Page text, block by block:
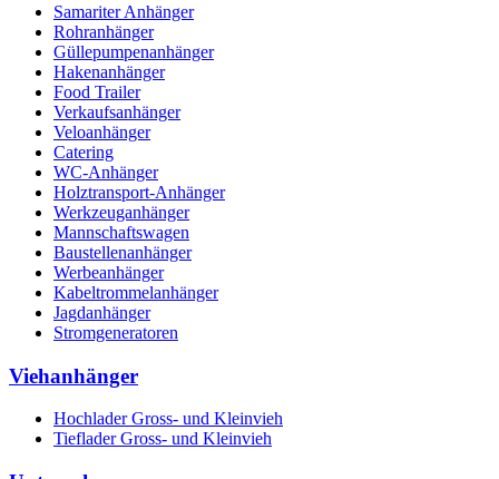
Samariter Anhänger
Rohranhänger
Güllepumpenanhänger
Hakenanhänger
Food Trailer
Verkaufsanhänger
Veloanhänger
Catering
WC-Anhänger
Holztransport-Anhänger
Werkzeuganhänger
Mannschaftswagen
Baustellenanhänger
Werbeanhänger
Kabeltrommelanhänger
Jagdanhänger
Stromgeneratoren
Viehanhänger
Hochlader Gross- und Kleinvieh
Tieflader Gross- und Kleinvieh